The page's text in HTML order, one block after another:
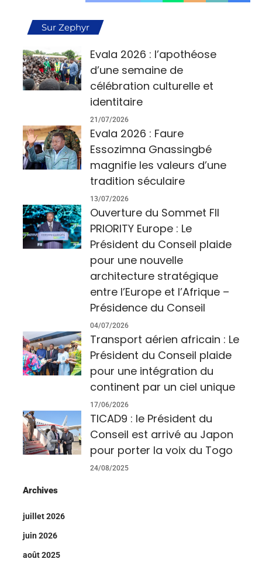
Sur Zephyr
Evala 2026 : l’apothéose
d’une semaine de
célébration culturelle et
identitaire
21/07/2026
Evala 2026 : Faure
Essozimna Gnassingbé
magnifie les valeurs d’une
tradition séculaire
13/07/2026
Ouverture du Sommet FII
PRIORITY Europe : Le
Président du Conseil plaide
pour une nouvelle
architecture stratégique
entre l’Europe et l’Afrique –
Présidence du Conseil
04/07/2026
Transport aérien africain : Le
Président du Conseil plaide
pour une intégration du
continent par un ciel unique
17/06/2026
TICAD9 : le Président du
Conseil est arrivé au Japon
pour porter la voix du Togo
24/08/2025
Archives
juillet 2026
juin 2026
août 2025